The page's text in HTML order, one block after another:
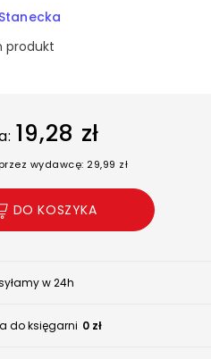
produkt
19,28 zł
wydawcę: 29,99 zł
DO KOSZYKA
w 24h
do księgarni 0 zł